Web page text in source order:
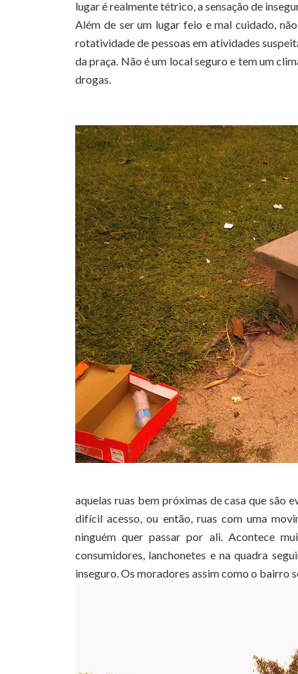
lugar é realmente tétrico, a sensação de
Além de ser um lugar feio e mal cuidado,
rotatividade de pessoas em atividades
da praça. Não é um local seguro e tem um
drogas.
aquelas ruas bem próximas de casa que são
difícil acesso, ou então, ruas com uma
ninguém quer passar por ali. Acontece
consumidores, lanchonetes e na quadra
inseguro. Os moradores assim como o bairro